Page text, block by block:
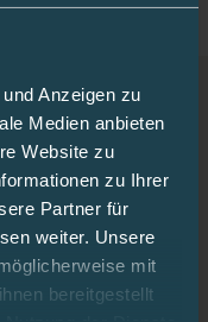
Anzeigen zu
Medien anbieten
Website zu
zu Ihrer
Partner für
weiter. Unsere
mit
bereitgestellt
System
wasserdichte
und passt die
regelmäßigen